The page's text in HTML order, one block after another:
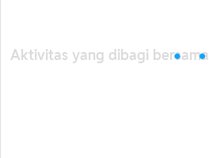
Aktivitas yang dibagi bersama